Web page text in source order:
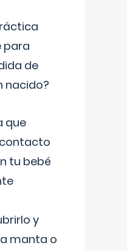
para
de
nacido?
que
tu bebé
y
manta o